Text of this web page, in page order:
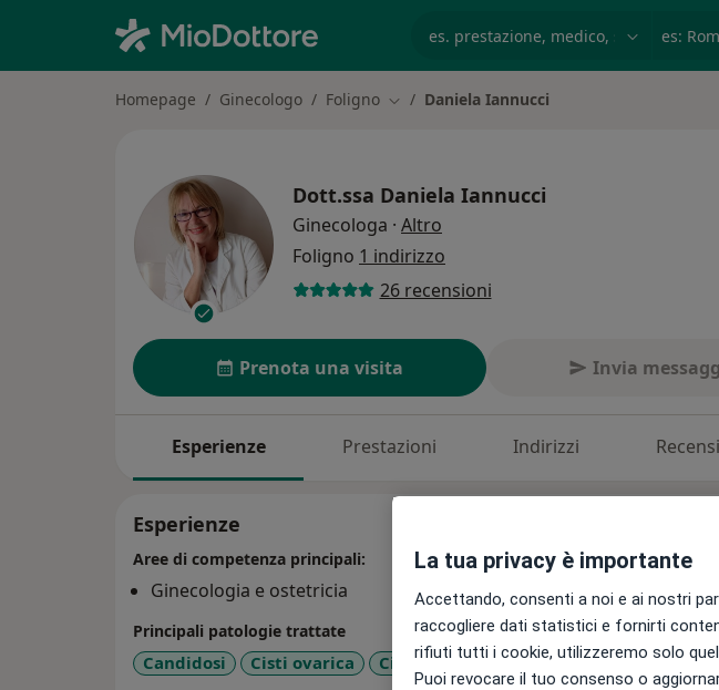
Homepage Ginecologo Foligno Cambia città
Daniela Iannucci
Dott.ssa Daniela Iannucci
Ginecologa · Altro
Foligno 1 indirizzo
26 recensioni
Prenota una visita Invia
Esperienze Prestazioni Indirizzi
Esperienze
Aree di competenza principali:
Ginecologia e ostetricia
Principali patologie trattate
Candidosi Cisti ovarica Cisti ovariche Cistite Endometriosi
La tua privacy è importante
Accettando, consenti a noi e ai nostri
raccogliere dati statistici e fornirti
rifiuti tutti i cookie, utilizzeremo solo
Puoi revocare il tuo consenso o